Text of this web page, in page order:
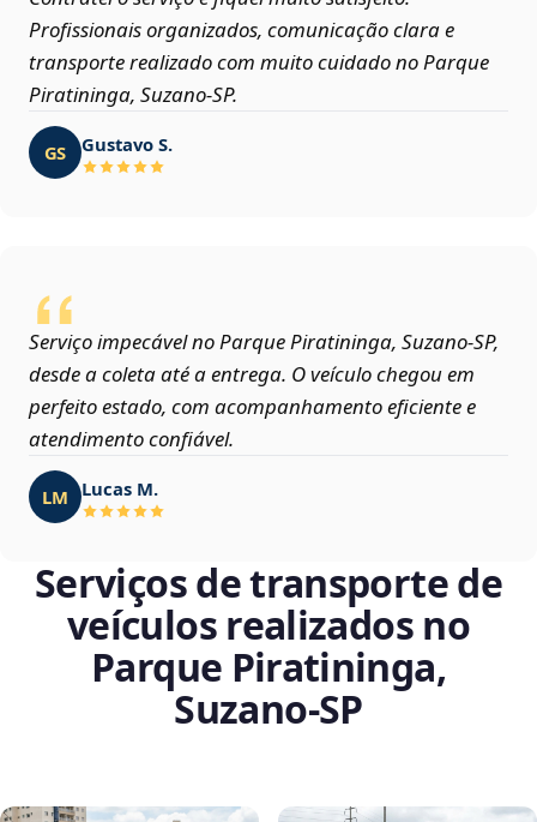
Profissionais organizados, comunicação clara e
transporte realizado com muito cuidado no Parque
Piratininga, Suzano‑SP.
GS Gustavo S.
Serviço impecável no Parque Piratininga, Suzano‑SP,
desde a coleta até a entrega. O veículo chegou em
perfeito estado, com acompanhamento eficiente e
atendimento confiável.
LM Lucas M.
Serviços de transporte de
veículos realizados no
Parque Piratininga,
Suzano‑SP